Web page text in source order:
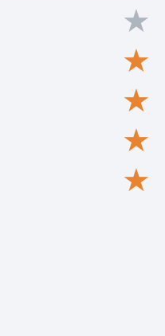
★
★
★
★
★